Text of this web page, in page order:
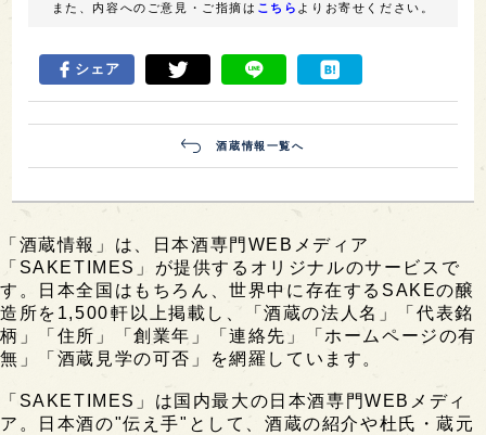
また、内容へのご意見・ご指摘は こちら よりお寄せください。
シェア
酒蔵情報一覧へ
「酒蔵情報」は、日本酒専門WEBメディア
「SAKETIMES」が提供するオリジナルのサービスで
す。日本全国はもちろん、世界中に存在するSAKEの醸
造所を1,500軒以上掲載し、「酒蔵の法人名」「代表銘
柄」「住所」「創業年」「連絡先」「ホームページの有
無」「酒蔵見学の可否」を網羅しています。
「SAKETIMES」は国内最大の日本酒専門WEBメディ
ア。日本酒の"伝え手"として、酒蔵の紹介や杜氏・蔵元